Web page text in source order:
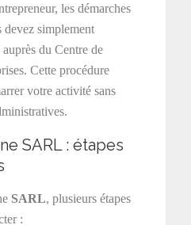
les démarches
devez simplement
du Centre de
Cette procédure
votre activité sans
SARL : étapes
SARL, plusieurs étapes
: